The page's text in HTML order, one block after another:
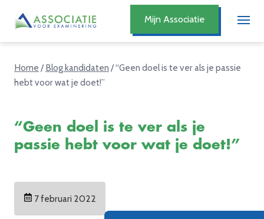
Mijn Associatie
Home /Blog kandidaten /“Geen doel is te ver als je passie
hebt voor wat je doet!”
“Geen doel is te ver als je
passie hebt voor wat je doet!”
7 februari 2022